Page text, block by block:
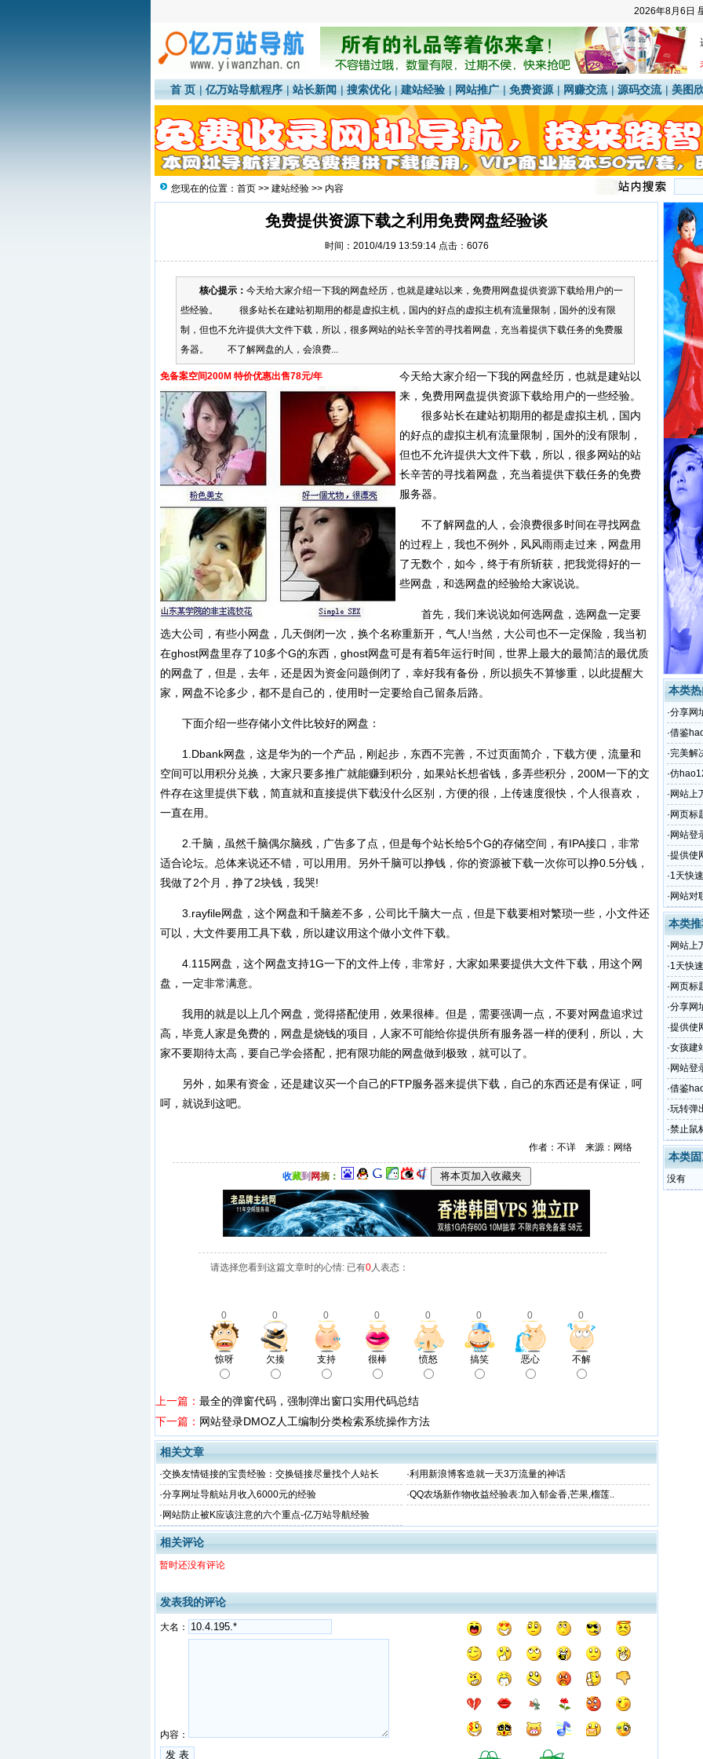
2026年8月6日
首 页 |亿万站导航程序 |站长新闻 |搜索优化 |建站经验 |网站推广 |免费资源 |网赚交流 |源码交流 |美图
您现在的位置： 首页 >> 建站经验 >> 内容
免费提供资源下载之利用免费网盘经验谈
时间：2010/4/19 13:59:14 点击：6076
核心提示： 今天给大家介绍一下我的网盘经历，也就是建站以来，免费用网盘提供资源下载给用户的一
些经验。 很多站长在建站初期用的都是虚拟主机，国内的好点的虚拟主机有流量限制，国外的没有限
制，但也不允许提供大文件下载，所以，很多网站的站长辛苦的寻找着网盘，充当着提供下载任务的免费服
务器。 不了解网盘的人，会浪费...
免备案空间200M 特价优惠出售78元/年
今天给大家介绍一下我的网盘经历，也就是建站以
来，免费用网盘提供资源下载给用户的一些经验。
很多站长在建站初期用的都是虚拟主机，国内
的好点的虚拟主机有流量限制，国外的没有限制，
但也不允许提供大文件下载，所以，很多网站的站
长辛苦的寻找着网盘，充当着提供下载任务的免费
服务器。
不了解网盘的人，会浪费很多时间在寻找网盘
的过程上，我也不例外，风风雨雨走过来，网盘用
了无数个，如今，终于有所斩获，把我觉得好的一
些网盘，和选网盘的经验给大家说说。
首先，我们来说说如何选网盘，选网盘一定要
选大公司，有些小网盘，几天倒闭一次，换个名称重新开，气人!当然，大公司也不一定保险，我当初
在ghost网盘里存了10多个G的东西，ghost网盘可是有着5年运行时间，世界上最大的最简洁的最优质
的网盘了，但是，去年，还是因为资金问题倒闭了，幸好我有备份，所以损失不算惨重，以此提醒大
家，网盘不论多少，都不是自己的，使用时一定要给自己留条后路。
下面介绍一些存储小文件比较好的网盘：
1.Dbank网盘，这是华为的一个产品，刚起步，东西不完善，不过页面简介，下载方便，流量和
空间可以用积分兑换，大家只要多推广就能赚到积分，如果站长想省钱，多弄些积分，200M一下的文
件存在这里提供下载，简直就和直接提供下载没什么区别，方便的很，上传速度很快，个人很喜欢，
一直在用。
2.千脑，虽然千脑偶尔脑残，广告多了点，但是每个站长给5个G的存储空间，有IPA接口，非常
适合论坛。总体来说还不错，可以用用。另外千脑可以挣钱，你的资源被下载一次你可以挣0.5分钱，
我做了2个月，挣了2块钱，我哭!
3.rayfile网盘，这个网盘和千脑差不多，公司比千脑大一点，但是下载要相对繁琐一些，小文件还
可以，大文件要用工具下载，所以建议用这个做小文件下载。
4.115网盘，这个网盘支持1G一下的文件上传，非常好，大家如果要提供大文件下载，用这个网
盘，一定非常满意。
我用的就是以上几个网盘，觉得搭配使用，效果很棒。但是，需要强调一点，不要对网盘追求过
高，毕竟人家是免费的，网盘是烧钱的项目，人家不可能给你提供所有服务器一样的便利，所以，大
家不要期待太高，要自己学会搭配，把有限功能的网盘做到极致，就可以了。
另外，如果有资金，还是建议买一个自己的FTP服务器来提供下载，自己的东西还是有保证，呵
呵，就说到这吧。
作者：不详 来源：网络
收藏到 网摘：
请选择您看到这篇文章时的心情: 已有0人表态：
0 0 0 0 0 0 0 0
惊呀 欠揍 支持 很棒 愤怒 搞笑 恶心 不解
上一篇： 最全的弹窗代码，强制弹出窗口实用代码总结
下一篇： 网站登录DMOZ人工编制分类检索系统操作方法
相关文章
·交换友情链接的宝贵经验：交换链接尽量找个人站长 ·利用新浪博客造就一天3万流量的神话
·分享网址导航站月收入6000元的经验 ·QQ农场新作物收益经验表:加入郁金香,芒果,榴莲..
· 网站防止被K应该注意的六个重点-亿万站导航经验
相关评论
暂时还没有评论
发表我的评论
大名：
内容：
本类
·分享网
·借鉴
址导航
·完美解
·仿
展的邮
· 网站上
· 网页标
· 网站登
·提供使
·1天快
· 网站对
告）代
本类
· 网站上
·1天快
· 网页标
·分享网
·提供使
·女孩建
· 网站登
·借鉴
址导航
·玩转弹
代码大
·禁止鼠
防复制
本类
没有